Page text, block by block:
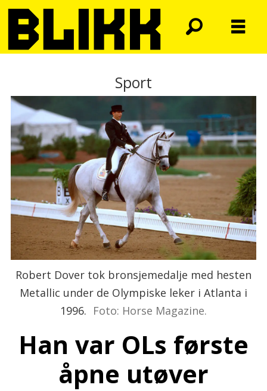
Sport
Robert Dover tok bronsjemedalje med hesten
Metallic under de Olympiske leker i Atlanta i
1996. Foto: Horse Magazine.
Han var OLs første
åpne utøver